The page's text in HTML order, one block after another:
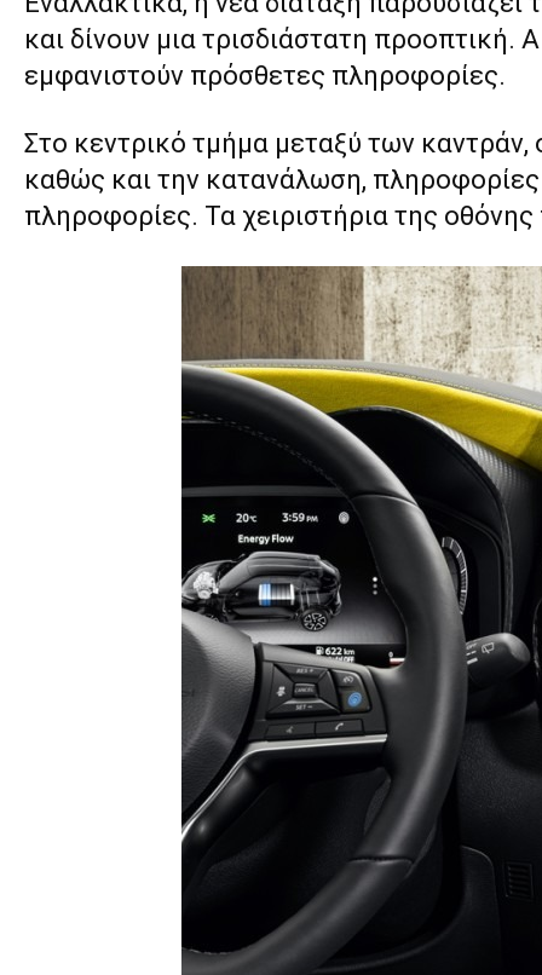
και δίνουν μια τρισδιάστατη
εμφανιστούν πρόσθετες πληροφορίες.
Στο κεντρικό τμήμα μεταξύ των
καθώς και την κατανάλωση,
πληροφορίες. Τα χειριστήρια της οθόνης